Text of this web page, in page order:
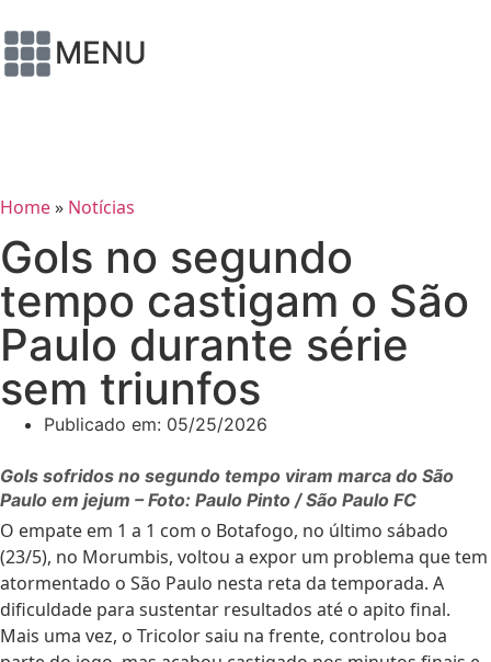
MENU
Home» Notícias
Gols no segundo
tempo castigam o São
Paulo durante série
sem triunfos
Publicado em: 05/25/2026
Gols sofridos no segundo tempo viram marca do São
Paulo em jejum – Foto: Paulo Pinto / São Paulo FC
O empate em 1 a 1 com o Botafogo, no último sábado
(23/5), no Morumbis, voltou a expor um problema que tem
atormentado o São Paulo nesta reta da temporada. A
dificuldade para sustentar resultados até o apito final.
Mais uma vez, o Tricolor saiu na frente, controlou boa